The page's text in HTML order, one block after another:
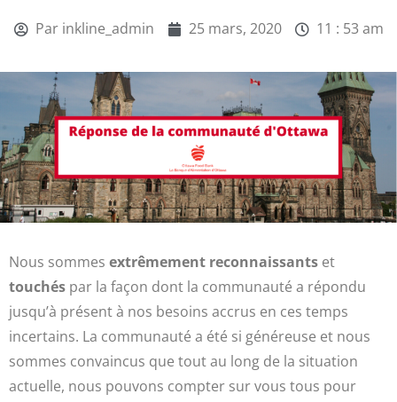
Parinkline_admin 25 mars, 2020 11 : 53 am
Nous sommes extrêmement reconnaissants et
touchés par la façon dont la communauté a répondu
jusqu’à présent à nos besoins accrus en ces temps
incertains. La communauté a été si généreuse et nous
sommes convaincus que tout au long de la situation
actuelle, nous pouvons compter sur vous tous pour